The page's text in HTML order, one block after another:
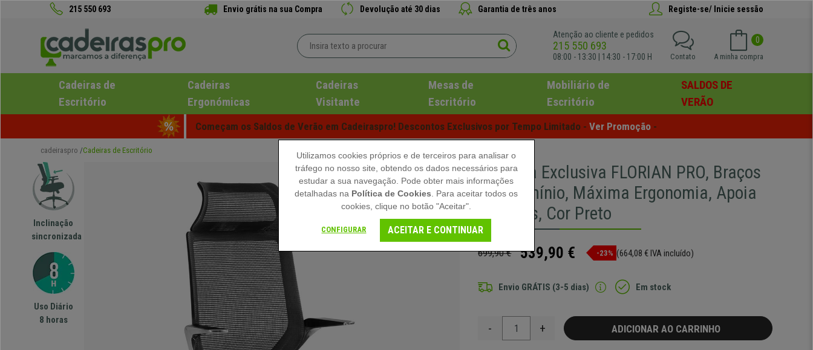
215 550 693 Envio grátis na sua Compra Devolução até 30 dias Garantia de três anos Registe-se/ Inicie sessão
Atenção ao cliente e pedidos
215 550 693
08:00 - 13:30 | 14:30 - 17:00 H
0
A minha compra
Contato
Cadeiras de
Escritório
Cadeiras
Ergonómicas
Cadeiras
Visitante
Mesas de
Escritório
Mobiliário de
Escritório
SALDOS DE
VERÃO
Começam os Saldos de Verão em Cadeiraspro! Descontos Exclusivos por Tempo Limitado - Ver Promoção -
cadeiraspro Cadeiras de Escritório
Inclinação
sincronizada
Uso Diário
8 horas
Poltrona Exclusiva FLORIAN PRO, Braços
em Alumínio, Máxima Ergonomia, Apoia
Cabeças, Cor Preto
699,90 € 539,90 € -23% (664,08 € IVA incluído)
Envio GRÁTIS (3-5 dias) Em stock
- + ADICIONAR AO CARRINHO
Utilizamos cookies próprios e de terceiros para analisar o
tráfego no nosso site, obtendo os dados necessários para
estudar a sua navegação. Pode obter mais informações
detalhadas na Política de Cookies . Para aceitar todos os
cookies, clique no botão "Aceitar".
CONFIGURAR ACEITAR E CONTINUAR